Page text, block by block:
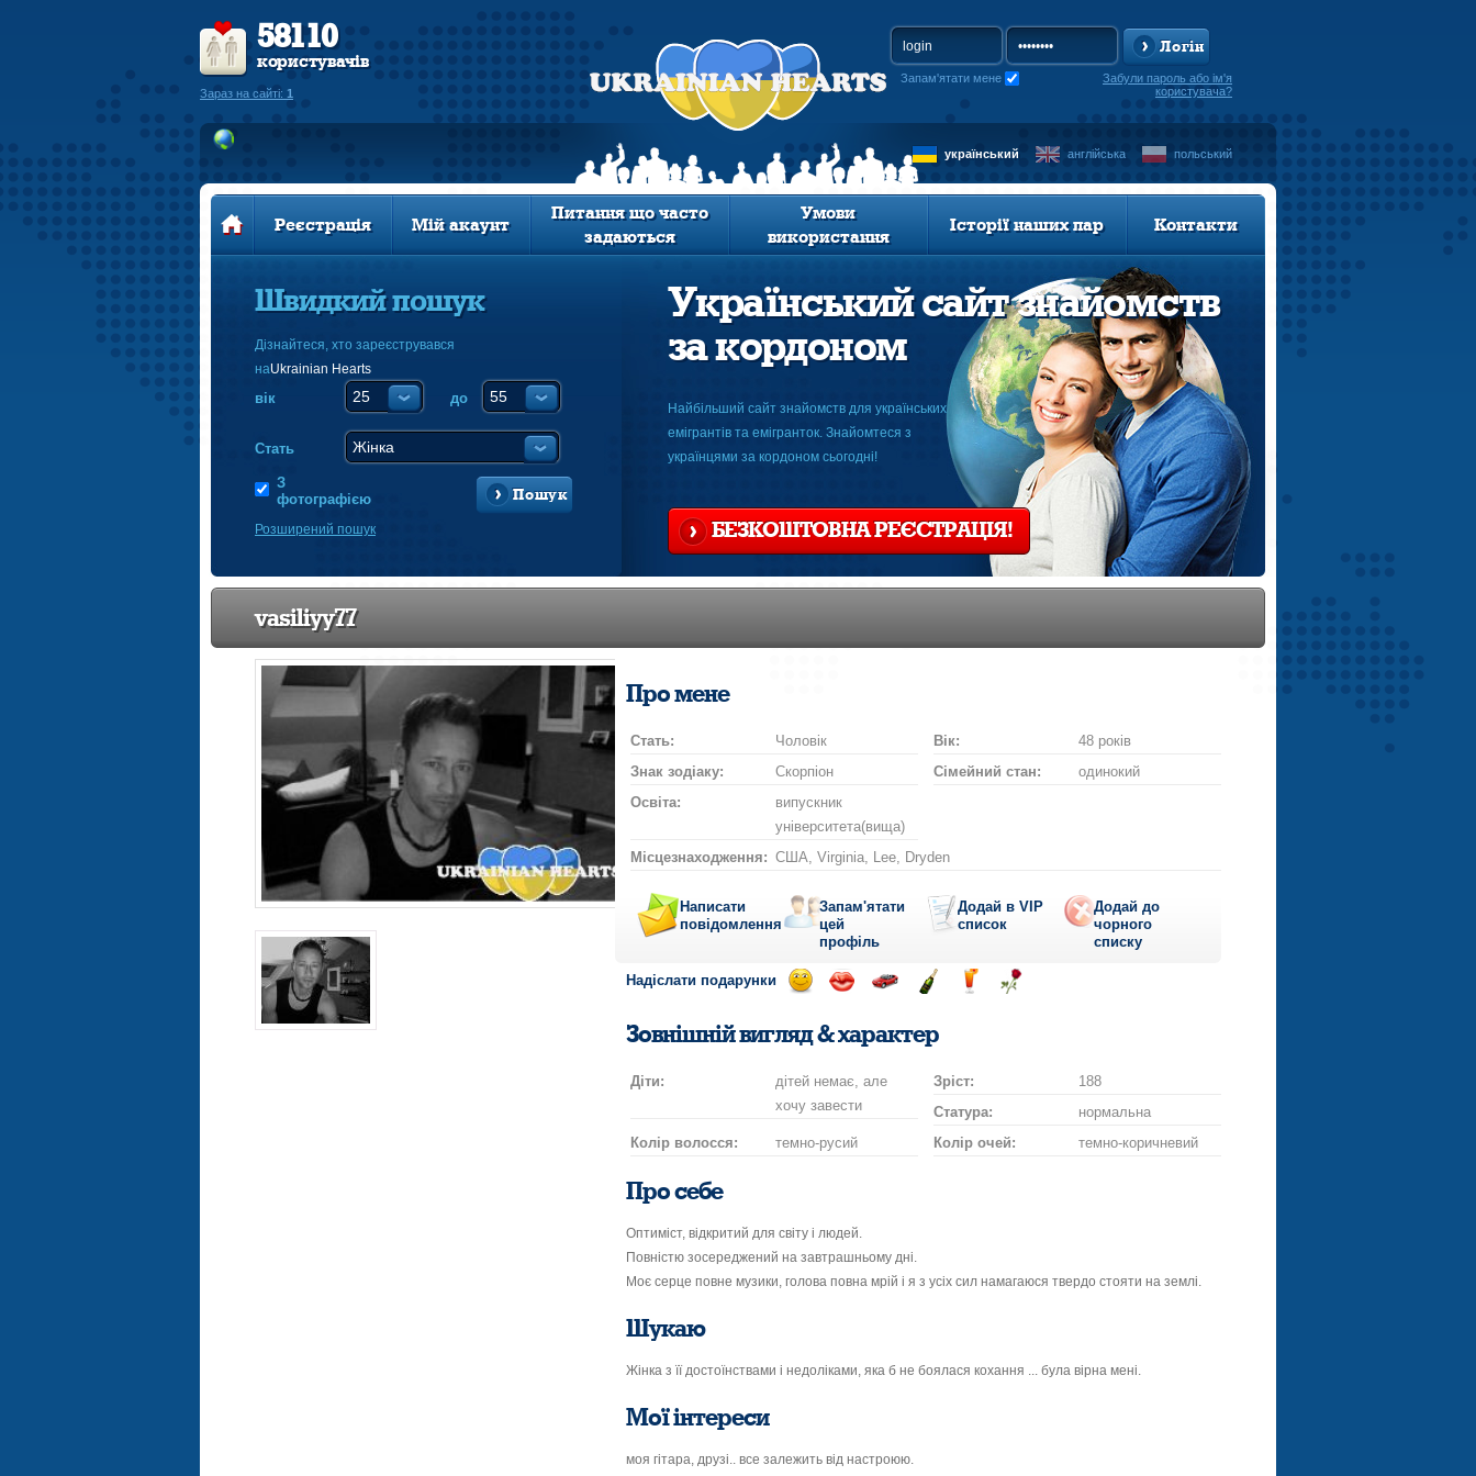
58110
користувачів
Зараз на сайті: 1
Логін
Запам'ятати мене
Забули пароль або ім'я
користувача?
український англійська польський
Реєстрація Мій акаунт
Питання що часто
задаються
Умови
використання
Історії наших пар Контакти
Швидкий пошук
Дізнайтеся, хто зареєструвався
наUkrainian Hearts
вік до
Стать
З
фотографією
Пошук
Розширений пошук
Український сайт знайомств
за кордоном
Найбільший сайт знайомств для українських
емігрантів та емігранток. Знайомтеся з
українцями за кордоном сьогодні!
БЕЗКОШТОВНА РЕЄСТРАЦІЯ!
vasiliyy77
Про мене
Стать: Чоловік Вік:
48 років
Знак зодіаку:
Скорпіон Сімейний стан:
одинокий
Освіта:
випускник
університета(вища)
Місцезнаходження: США, Virginia, Lee, Dryden
Написати
повідомлення
Запам'ятати
цей
профіль
Додай в VIP
список
Додай до
чорного
списку
Надіслати подарунки
посмішку
автомобілі
Зовнішній вигляд & характер
Діти:
дітей немає, але
хочу завести
Зріст:
188
Статура:
нормальна
Колір волосся:
темно-русий Колір очей: темно-коричневий
Про себе
Оптиміст, відкритий для світу і людей.
Повністю зосереджений на завтрашньому дні.
Моє серце повне музики, голова повна мрій і я з усіх сил намагаюся твердо стояти на землі.
Шукаю
Жінка з її достоїнствами і недоліками, яка б не боялася кохання ... була вірна мені.
Мої інтереси
моя гітара, друзі.. все залежить від настроюю.